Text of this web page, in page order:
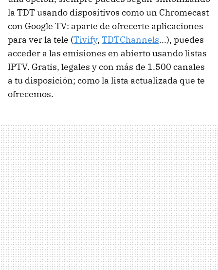
la TDT usando dispositivos como un Chromecast
con Google TV: aparte de ofrecerte aplicaciones
para ver la tele (Tivify, TDTChannels...), puedes
acceder a las emisiones en abierto usando listas
IPTV. Gratis, legales y con más de 1.500 canales
a tu disposición; como la lista actualizada que te
ofrecemos.